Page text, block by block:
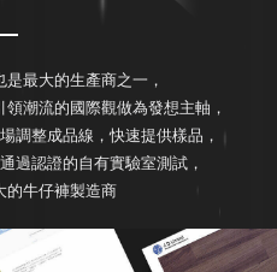
最大的生產商之一，
潮流的國際觀做為發想主軸，
調整成品線，快速提供樣品，
過認證的自有實驗室測試，
的牛仔褲製造商